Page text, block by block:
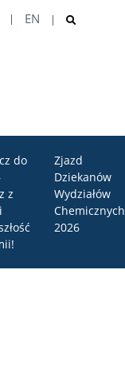
EN
do
z
Zjazd
Dziekanów
Wydziałów
Chemicznych
2026